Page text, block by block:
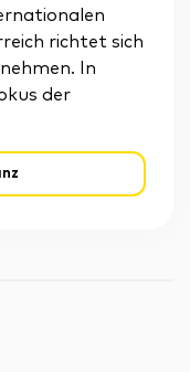
richtet sich
In
der